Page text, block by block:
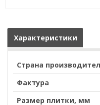
Характеристики
Страна
Фактура
Размер плитки, мм